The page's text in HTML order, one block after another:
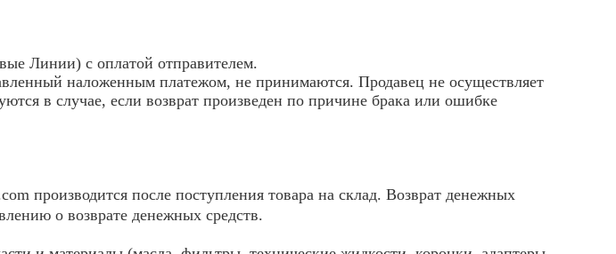
Линии) с оплатой отправителем.
наложенным платежом, не принимаются. Продавец не осуществляет
в случае, если возврат произведен по причине брака или ошибке
производится после поступления товара на склад. Возврат денежных
о возврате денежных средств.